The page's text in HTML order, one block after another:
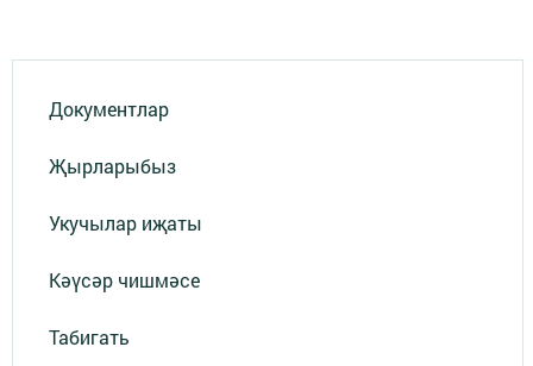
Документлар
Җырларыбыз
Укучылар иҗаты
Кәүсәр чишмәсе
Табигать